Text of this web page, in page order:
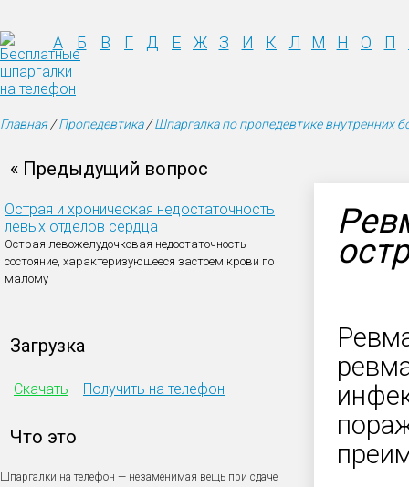
А Б В Г Д Е Ж З И К Л М Н О П
Главная/Пропедевтика/Шпаргалка по пропедевтике внутренних
« Предыдущий вопрос
Острая и хроническая недостаточность
левых отделов сердца
Острая левожелудочковая недостаточность –
состояние, характеризующееся застоем крови по
малому
Загрузка
Скачать Получить на телефон
Что это
Шпаргалки на телефон — незаменимая вещь при сдаче